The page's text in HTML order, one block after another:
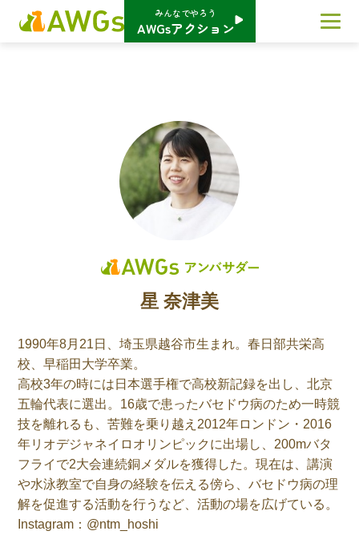
みんなでやろう
AWGsアクション
星 奈津美
1990年8月21日、埼玉県越谷市生まれ。春日部共栄高
校、早稲田大学卒業。
高校3年の時には日本選手権で高校新記録を出し、北京
五輪代表に選出。16歳で患ったバセドウ病のため一時競
技を離れるも、苦難を乗り越え2012年ロンドン・2016
年リオデジャネイロオリンピックに出場し、200mバタ
フライで2大会連続銅メダルを獲得した。現在は、講演
や水泳教室で自身の経験を伝える傍ら、バセドウ病の理
解を促進する活動を行うなど、活動の場を広げている。
Instagram：@ntm_hoshi